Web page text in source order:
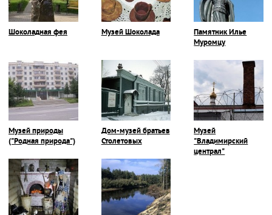
Шоколадная фея Музей Шоколада
Памятник Илье
Муромцу
Музей природы
("Родная природа")
Дом-музей братьев
Столетовых
Музей
"Владимирский
централ"